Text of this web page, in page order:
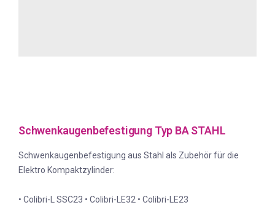
Schwenkaugenbefestigung Typ BA STAHL
Schwenkaugenbefestigung aus Stahl als Zubehör für die
Elektro Kompaktzylinder:
• Colibri-L SSC23 • Colibri-LE32 • Colibri-LE23